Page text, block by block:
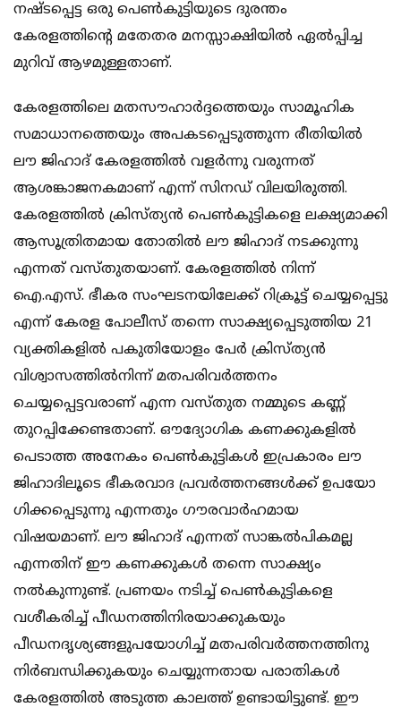
നഷ്ടപ്പെട്ട ഒരു പെൺകുട്ടിയുടെ ദുരന്തം
കേരളത്തിന്റെ മതേതര മനസ്സാക്ഷിയിൽ ഏൽപ്പിച്ച
മുറിവ് ആഴമുള്ളതാണ്.
കേരളത്തിലെ മതസൗഹാർദ്ദത്തെയും സാമൂഹിക
സമാധാനത്തെയും അപകടപ്പെടുത്തുന്ന രീതിയിൽ
ലൗ ജിഹാദ് കേരളത്തിൽ വളർന്നു വരുന്നത്
ആശങ്കാജനകമാണ് എന്ന് സിനഡ് വിലയിരുത്തി.
കേരളത്തിൽ ക്രിസ്ത്യൻ പെൺകുട്ടികളെ ലക്ഷ്യമാക്കി
ആസൂത്രിതമായ തോതിൽ ലൗ ജിഹാദ് നടക്കുന്നു
എന്നത് വസ്തുതയാണ്. കേരളത്തിൽ നിന്ന്
ഐ.എസ്. ഭീകര സംഘടനയിലേക്ക് റിക്രൂട്ട് ചെയ്യപ്പെട്ടു
എന്ന് കേരള പോലീസ് തന്നെ സാക്ഷ്യപ്പെടുത്തിയ 21
വ്യക്തികളിൽ പകുതിയോളം പേർ ക്രിസ്ത്യൻ
വിശ്വാസത്തിൽനിന്ന് മതപരിവർത്തനം
ചെയ്യപ്പെട്ടവരാണ് എന്ന വസ്തുത നമ്മുടെ കണ്ണ്
തുറപ്പിക്കേണ്ടതാണ്. ഔദ്യോ​ഗിക കണക്കുകളിൽ
പെടാത്ത അനേകം പെൺകുട്ടികൾ ഇപ്രകാരം ലൗ
ജിഹാദിലൂടെ ഭീകരവാദ പ്രവർത്തനങ്ങൾക്ക് ഉപയോ​
ഗിക്കപ്പെടുന്നു എന്നതും ​ഗൗരവാർഹമായ
വിഷയമാണ്. ലൗ ജിഹാദ് എന്നത് സാങ്കൽപികമല്ല
എന്നതിന് ഈ കണക്കുകൾ തന്നെ സാക്ഷ്യം
നൽകുന്നുണ്ട്. പ്രണയം നടിച്ച് പെൺകുട്ടികളെ
വശീകരിച്ച് പീഡനത്തിനിരയാക്കുകയും
പീഡനദൃശ്യങ്ങളുപയോ​ഗിച്ച് മതപരിവർത്തനത്തിനു
നിർബന്ധിക്കുകയും ചെയ്യുന്നതായ പരാതികൾ
കേരളത്തിൽ അടുത്ത കാലത്ത് ഉണ്ടായിട്ടുണ്ട്. ഈ